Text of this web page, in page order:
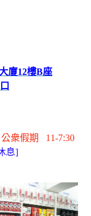
廈12樓B座
口
公衆假期
11-7:30
息]